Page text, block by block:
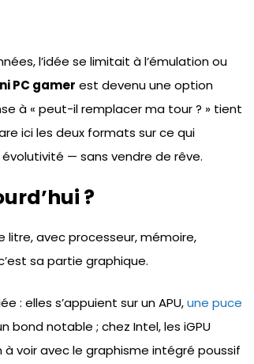
l’idée se limitait à l’émulation ou
PC gamer est devenu une option
à « peut-il remplacer ma tour ? » tient
ici les deux formats sur ce qui
— sans vendre de rêve.
?
litre, avec processeur, mémoire,
sa partie graphique.
: elles s’appuient sur un APU,une puce
bond notable ; chez Intel, les iGPU
à voir avec le graphisme intégré poussif